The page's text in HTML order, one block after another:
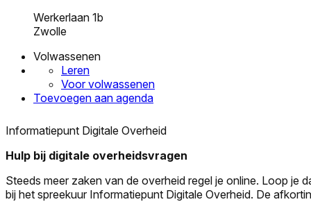
Werkerlaan 1b
Zwolle
Volwassenen
Leren
Voor volwassenen
Toevoegen aan agenda
Informatiepunt Digitale Overheid
Hulp bij digitale overheidsvragen
Steeds meer zaken van de overheid regel je online. Loop je
bij het spreekuur Informatiepunt Digitale Overheid. De